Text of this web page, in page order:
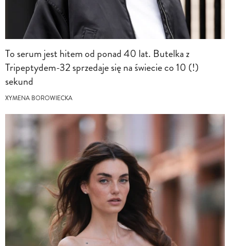
To serum jest hitem od ponad 40 lat. Butelka z
Tripeptydem-32 sprzedaje się na świecie co 10 (!)
sekund
XYMENA BOROWIECKA